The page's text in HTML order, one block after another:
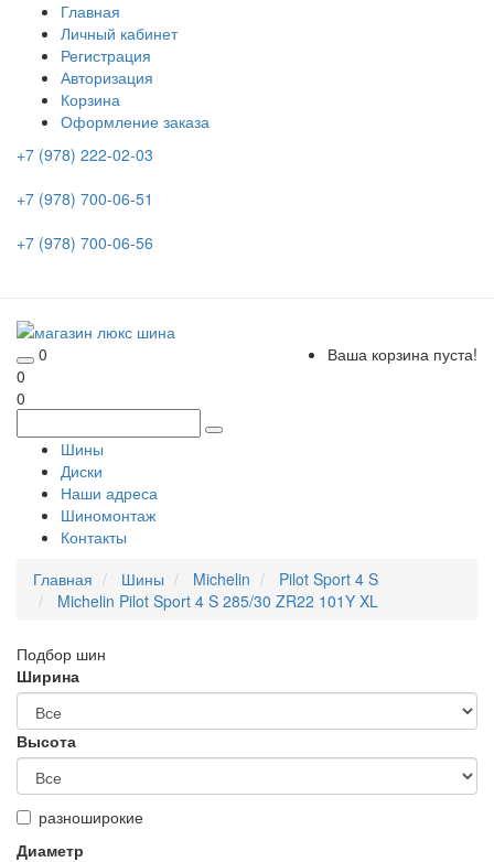
Главная
Личный кабинет
Регистрация
Авторизация
Корзина
Оформление заказа
+7 (978) 222-02-03
+7 (978) 700-06-51
+7 (978) 700-06-56
0
Ваша корзина пуста!
0
0
Шины
Диски
Наши адреса
Шиномонтаж
Контакты
Главная
Шины Michelin
Pilot Sport 4 S
Michelin Pilot Sport 4 S 285/30 ZR22 101Y XL
Подбор шин
Ширина
Высота
разноширокие
Диаметр